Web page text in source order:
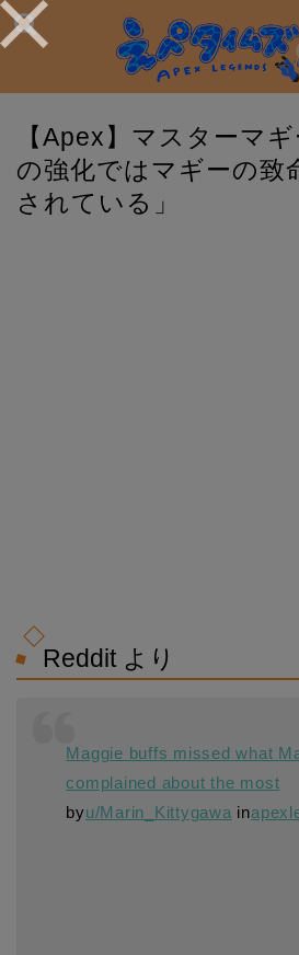
【Apex】マスターマ
の強化ではマギーの致
されている」
Reddit より
Maggie buffs missed what
complained about the most
byu/Marin_Kittygawa in